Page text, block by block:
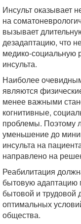
Инсульт оказывает
на
вызывает
дезадаптацию, что
медико-социальную
инсульта.
Наиболее
являются
менее важными
когнитивные,
проблемы. Поэтому
уменьшение до
инсульта на
направлено на
Реабилитация
бытовую адаптацию
бытовой и трудовой
оптимальных
общества.